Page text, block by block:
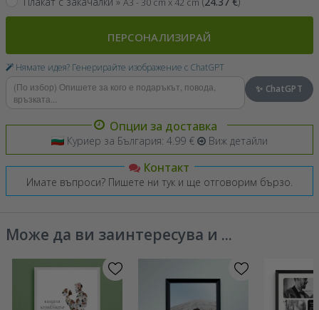
A3 - 30 cm x 42 cm
ПЕРСОНАЛИЗИРАЙ
Нямате идея? Генерирайте изображение с ChatGPT
✨ ChatGPT
Опции за доставка
Куриер за България: 4.99 € Виж детайли
Контакт
Имате въпроси? Пишете ни тук и ще отговорим бързо.
Може да ви заинтересува и ...